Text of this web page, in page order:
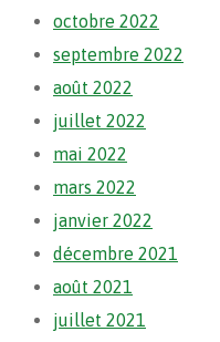
octobre 2022
septembre 2022
août 2022
juillet 2022
mai 2022
mars 2022
janvier 2022
décembre 2021
août 2021
juillet 2021